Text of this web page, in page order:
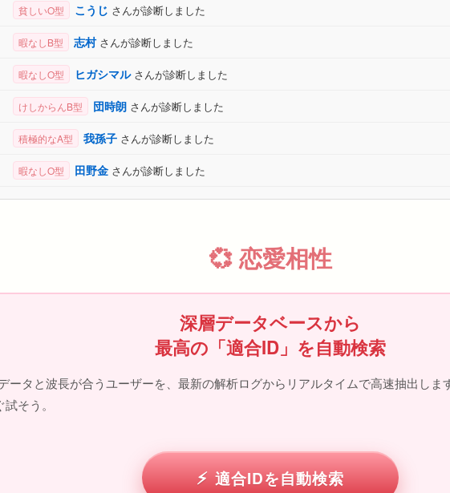
貧しいO型 こうじ さんが診断しました
暇なしB型 志村 さんが診断しました
暇なしO型 ヒガシマル さんが診断しました
けしからんB型 団時朗 さんが診断しました
積極的なA型 我孫子 さんが診断しました
暇なしO型 田野金 さんが診断しました
💞 恋愛相性
深層データベースから
最高の「適合ID」を自動検索
ータと波長が合うユーザーを、最新の解析ログからリアルタイムで高速抽出しま
そう。
適合IDを自動検索